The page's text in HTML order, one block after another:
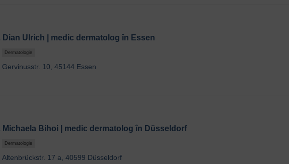
Dian Ulrich | medic dermatolog în Essen
Dermatologie
Gervinusstr. 10, 45144 Essen
Michaela Bihoi | medic dermatolog în Düsseldorf
Dermatologie
Altenbrückstr. 17 a, 40599 Düsseldorf